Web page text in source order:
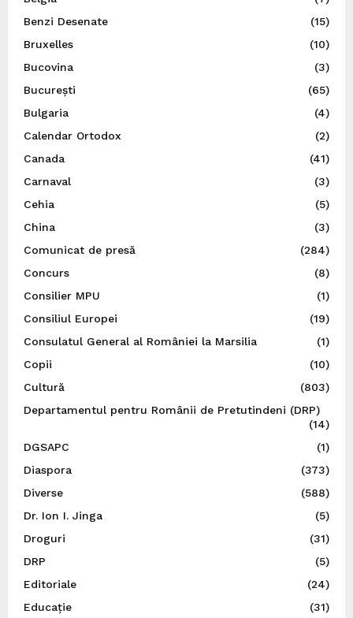
Benzi Desenate
(15)
Bruxelles
(10)
Bucovina
(3)
București
(65)
Bulgaria
(4)
Calendar Ortodox
(2)
Canada
(41)
Carnaval
(3)
Cehia
(5)
China
(3)
Comunicat de presă
(284)
Concurs
(8)
Consilier MPU
(1)
Consiliul Europei
(19)
Consulatul General al României la Marsilia
(1)
Copii
(10)
Cultură
(803)
Departamentul pentru Românii de Pretutindeni (DRP)
(14)
DGSAPC
(1)
Diaspora
(373)
Diverse
(588)
Dr. Ion I. Jinga
(5)
Droguri
(31)
DRP
(5)
Editoriale
(24)
Educație
(31)